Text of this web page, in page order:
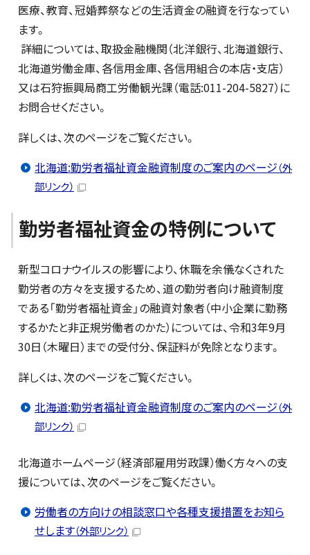
医療、教育、冠婚葬祭などの生活資金の融資を行なってい
ます。
詳細については、取扱金融機関（北洋銀行、北海道銀行、
北海道労働金庫、各信用金庫、各信用組合の本店・支店）
又は石狩振興局商工労働観光課（電話:011-204-5827）に
お問合せください。
詳しくは、次のページをご覧ください。
北海道:勤労者福祉資金融資制度のご案内のページ（外
部リンク）
勤労者福祉資金の特例について
新型コロナウイルスの影響により、休職を余儀なくされた
勤労者の方々を支援するため、道の勤労者向け融資制度
である「勤労者福祉資金」の融資対象者（中小企業に勤務
するかたと非正規労働者のかた）については、令和3年9月
30日（木曜日）までの受付分、保証料が免除となります。
詳しくは、次のページをご覧ください。
北海道:勤労者福祉資金融資制度のご案内のページ（外
部リンク）
北海道ホームページ（経済部雇用労政課）働く方々への支
援については、次のページをご覧ください。
労働者の方向けの相談窓口や各種支援措置をお知ら
せします（外部リンク）